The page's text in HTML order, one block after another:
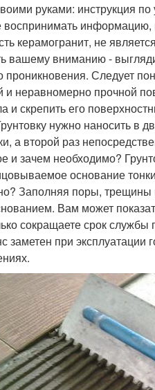
руками: инструкция по
информацию,
керамогранит, не
вашему вниманию -
проникновения. Следует
и неравномерно прочной
и скрепить его
нужно наносить в
а второй раз
и зачем необходимо?
основание
Заполняя поры,
Вам может
сокращаете срок
заметен при